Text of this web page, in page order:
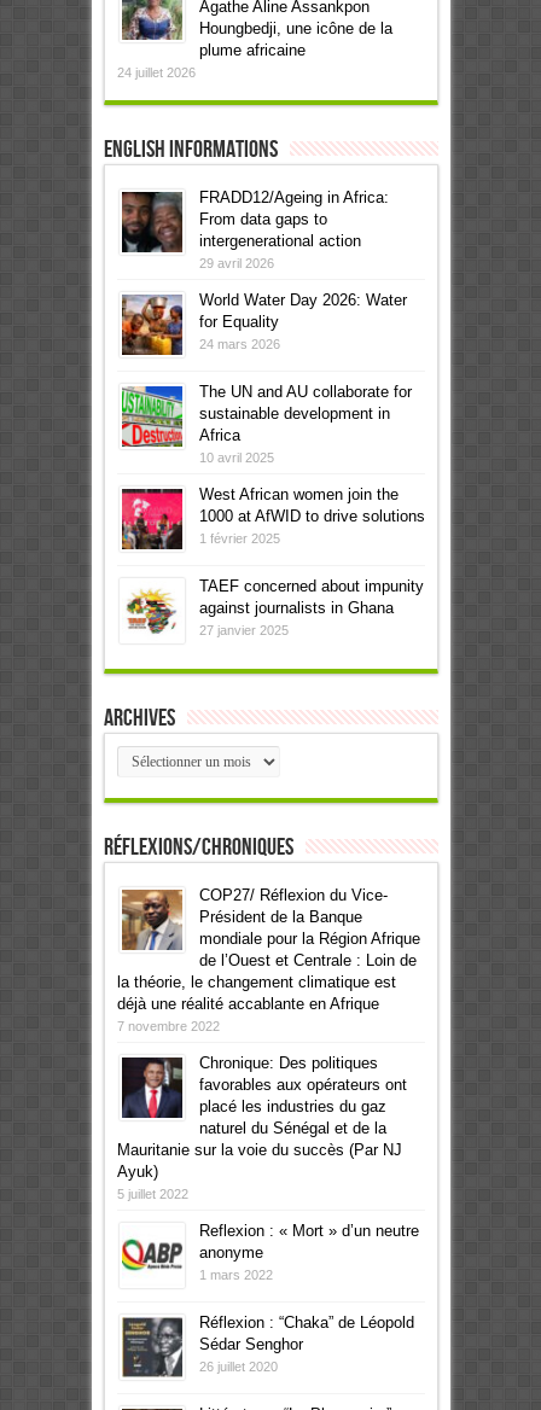
Agathe Aline Assankpon
Houngbedji, une icône de la
plume africaine
24 juillet 2026
English informations
FRADD12/Ageing in Africa:
From data gaps to
intergenerational action
29 avril 2026
World Water Day 2026: Water
for Equality
24 mars 2026
The UN and AU collaborate for
sustainable development in
Africa
10 avril 2025
West African women join the
1000 at AfWID to drive solutions
1 février 2025
TAEF concerned about impunity
against journalists in Ghana
27 janvier 2025
Archives
Archives
Réflexions/Chroniques
COP27/ Réflexion du Vice-
Président de la Banque
mondiale pour la Région Afrique
de l’Ouest et Centrale : Loin de
la théorie, le changement climatique est
déjà une réalité accablante en Afrique
7 novembre 2022
Chronique: Des politiques
favorables aux opérateurs ont
placé les industries du gaz
naturel du Sénégal et de la
Mauritanie sur la voie du succès (Par NJ
Ayuk)
5 juillet 2022
Reflexion : « Mort » d’un neutre
anonyme
1 mars 2022
Réflexion : “Chaka” de Léopold
Sédar Senghor
26 juillet 2020